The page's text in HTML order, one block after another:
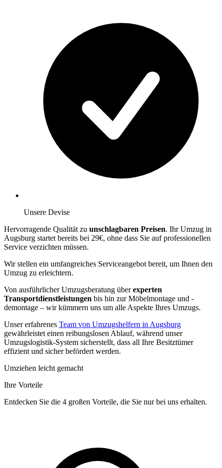
Unsere Devise
Hervorragende Qualität zu unschlagbaren Preisen. Ihr Umzug in
Augsburg startet bereits bei 29€, ohne dass Sie auf professionellen
Service verzichten müssen.
Wir stellen ein umfangreiches Serviceangebot bereit, um Ihnen den
Umzug zu erleichtern.
Von ausführlicher Umzugsberatung überexperten
Transportdienstleistungen bis hin zur Möbelmontage und -
demontage – wir kümmern uns um alle Aspekte Ihres Umzugs.
Unser erfahrenes Team von Umzugshelfern in Augsburg
gewährleistet einen reibungslosen Ablauf, während unser
Umzugslogistik-System sicherstellt, dass all Ihre Besitztümer
effizient und sicher befördert werden.
Umziehen leicht gemacht
Ihre Vorteile
Entdecken Sie die 4 großen Vorteile, die Sie nur bei uns erhalten.